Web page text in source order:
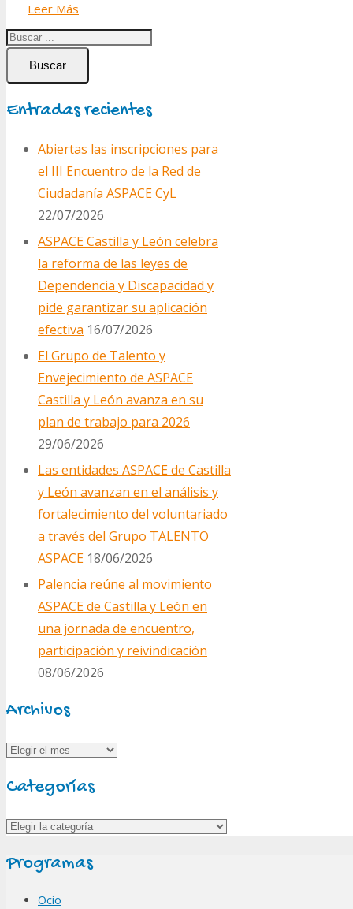
Leer Más
Buscar
Entradas recientes
Abiertas las inscripciones para
el III Encuentro de la Red de
Ciudadanía ASPACE CyL
22/07/2026
ASPACE Castilla y León celebra
la reforma de las leyes de
Dependencia y Discapacidad y
pide garantizar su aplicación
efectiva 16/07/2026
El Grupo de Talento y
Envejecimiento de ASPACE
Castilla y León avanza en su
plan de trabajo para 2026
29/06/2026
Las entidades ASPACE de Castilla
y León avanzan en el análisis y
fortalecimiento del voluntariado
a través del Grupo TALENTO
ASPACE 18/06/2026
Palencia reúne al movimiento
ASPACE de Castilla y León en
una jornada de encuentro,
participación y reivindicación
08/06/2026
Archivos
Archivos
Categorías
Categorías
Programas
Ocio